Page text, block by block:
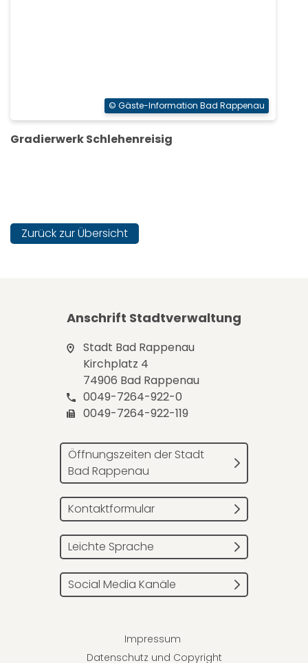
© Gäste-Information Bad Rappenau
Gradierwerk Schlehenreisig
Zurück zur Übersicht
Anschrift Stadtverwaltung
Stadt Bad Rappenau
Kirchplatz 4
74906 Bad Rappenau
0049-7264-922-0
0049-7264-922-119
Öffnungszeiten der Stadt
Bad Rappenau
Kontaktformular
Leichte Sprache
Social Media Kanäle
Impressum
Datenschutz und Copyright